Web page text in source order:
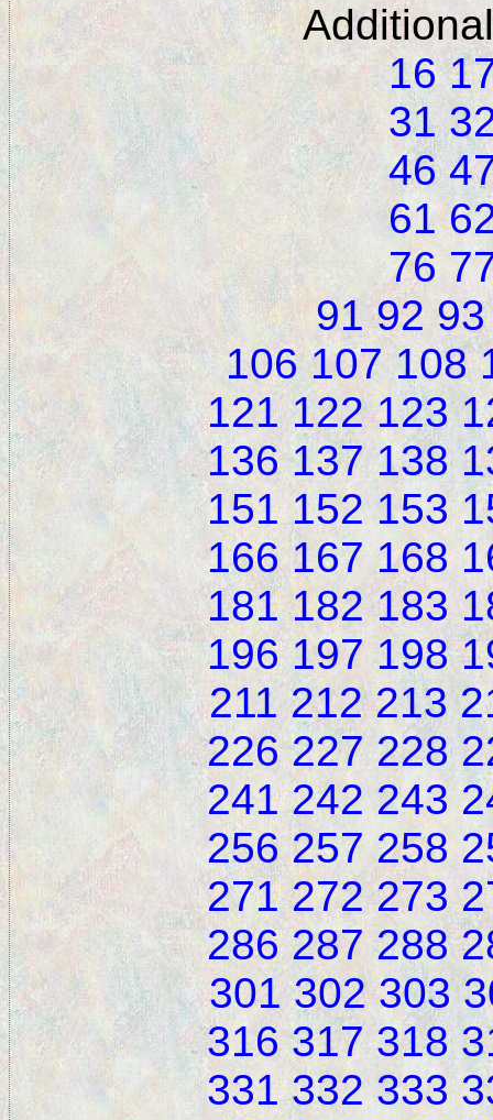
16
31
46
61
76
91 92 93
106 107 108
121 122 123
136 137 138
151 152 153
166 167 168
181 182 183
196 197 198
211 212 213
226 227 228
241 242 243
256 257 258
271 272 273
286 287 288
301 302 303
316 317 318
331 332 333